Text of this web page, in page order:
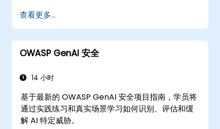
查看更多...
OWASP GenAI 安全
14 小时
基于最新的 OWASP GenAI 安全项目指南，学员将
通过实践练习和真实场景学习如何识别、评估和缓
解 AI 特定威胁。